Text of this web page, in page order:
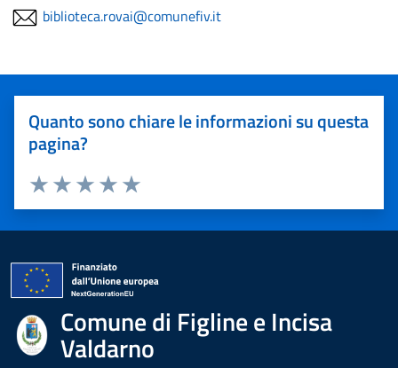
biblioteca.rovai@comunefiv.it
Quanto sono chiare le informazioni su questa
pagina?
Valuta 5 stelle su 5
Valuta 4 stelle su 5
Valuta 3 stelle su 5
Valuta 2 stelle su 5
Valuta 1 stelle su 5
Comune di Figline e Incisa
Valdarno